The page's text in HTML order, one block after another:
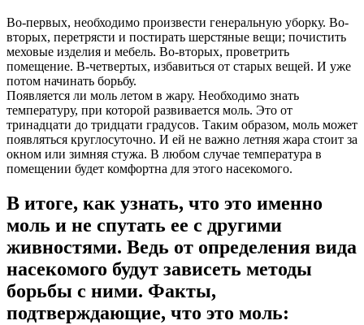
Во-первых, необходимо произвести генеральную уборку. Во-
вторых, перетрясти и постирать шерстяные вещи; почистить
меховые изделия и мебель. Во-вторых, проветрить
помещение. В-четвертых, избавиться от старых вещей. И уже
потом начинать борьбу.
Появляется ли моль летом в жару. Необходимо знать
температуру, при которой развивается моль. Это от
тринадцати до тридцати градусов. Таким образом, моль может
появляться круглосуточно. И ей не важно летняя жара стоит за
окном или зимняя стужа. В любом случае температура в
помещении будет комфортна для этого насекомого.
В итоге, как узнать, что это именно
моль и не спутать ее с другими
живностями. Ведь от определения вида
насекомого будут зависеть методы
борьбы с ними. Факты,
подтверждающие, что это моль: